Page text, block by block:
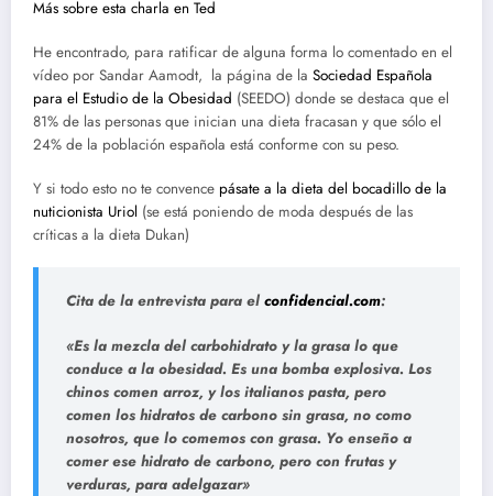
Más sobre esta charla en Ted
He encontrado, para ratificar de alguna forma lo comentado en el
vídeo por Sandar Aamodt, la página de la Sociedad Española
para el Estudio de la Obesidad (SEEDO) donde se destaca que el
81% de las personas que inician una dieta fracasan y que sólo el
24% de la población española está conforme con su peso.
Y si todo esto no te convence pásate a la dieta del bocadillo de la
nuticionista Uriol (se está poniendo de moda después de las
críticas a la dieta Dukan)
Cita de la entrevista para el confidencial.com:
«Es la mezcla del carbohidrato y la grasa lo que
conduce a la obesidad. Es una bomba explosiva. Los
chinos comen arroz, y los italianos pasta, pero
comen los hidratos de carbono sin grasa, no como
nosotros, que lo comemos con grasa. Yo enseño a
comer ese hidrato de carbono, pero con frutas y
verduras, para adelgazar»